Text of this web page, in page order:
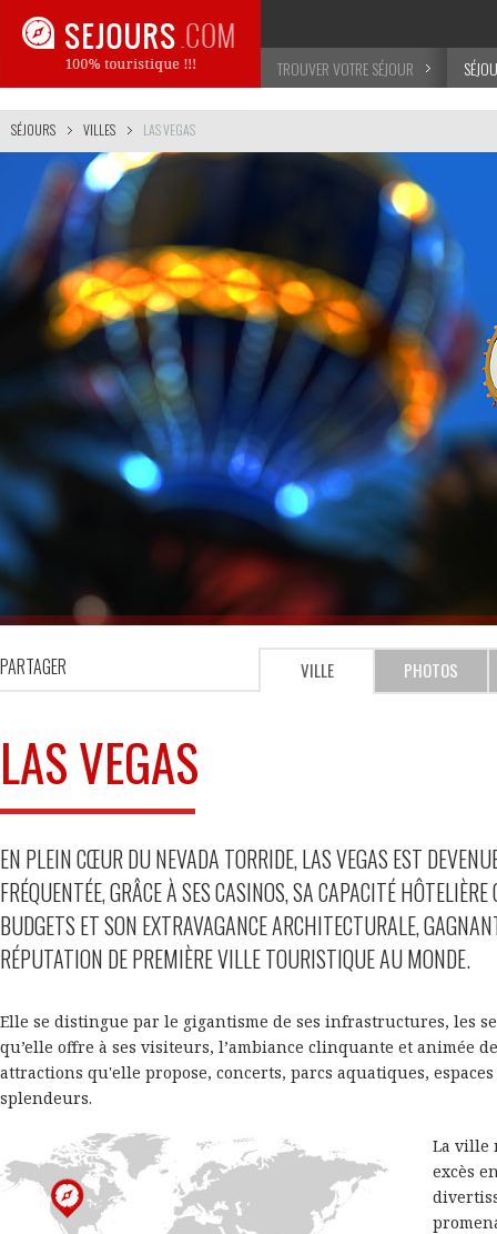
TROUVER VOTRE SÉJOUR
SÉJOURS VILLES LAS VEGAS
PARTAGER VILLE PHOTOS
LAS VEGAS
EN PLEIN CŒUR DU NEVADA TORRIDE, LAS VEGAS EST
FRÉQUENTÉE, GRÂCE À SES CASINOS, SA CAPACITÉ
BUDGETS ET SON EXTRAVAGANCE ARCHITECTURALE,
RÉPUTATION DE PREMIÈRE VILLE TOURISTIQUE AU MONDE.
Elle se distingue par le gigantisme de ses infrastructures, les
qu’elle offre à ses visiteurs, l’ambiance clinquante et animée
attractions qu'elle propose, concerts, parcs aquatiques,
splendeurs.
La ville
excès